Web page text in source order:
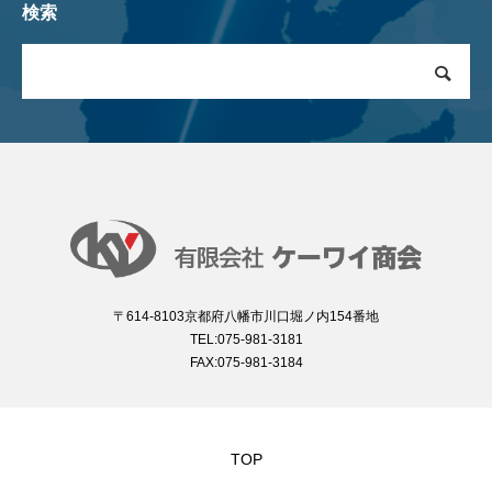
検索
〒614-8103京都府八幡市川口堀ノ内154番地
TEL:075-981-3181
FAX:075-981-3184
TOP